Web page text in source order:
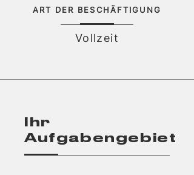
ART DER BESCHÄFTIGUNG
Vollzeit
Ihr
Aufgabengebiet